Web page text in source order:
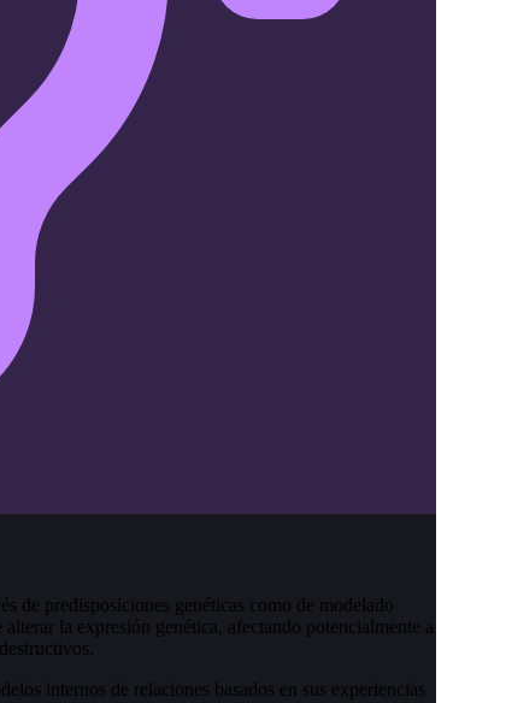
de predisposiciones genéticas como de modelado
la expresión genética, afectando potencialmente a
internos de relaciones basados en sus experiencias